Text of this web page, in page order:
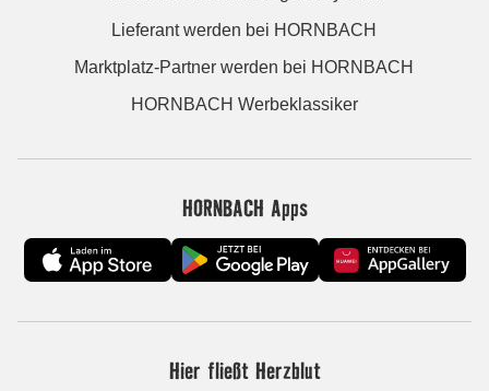
Lieferant werden bei HORNBACH
Marktplatz-Partner werden bei HORNBACH
HORNBACH Werbeklassiker
HORNBACH Apps
Hier fließt Herzblut